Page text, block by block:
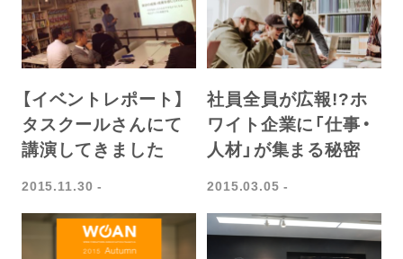
【イベントレポート】
タスクールさんにて
講演してきました
2015.11.30
社員全員が広報!?ホ
ワイト企業に「仕事・
人材」が集まる秘密
2015.03.05